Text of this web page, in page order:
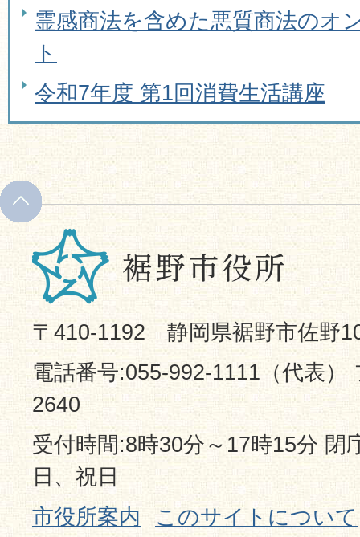
霊感商法を含めた悪質商法のオ
ト
令和7年度 第1回消費生活講座
〒410-1192 静岡県裾野市佐野
電話番号:055-992-1111（代表）
2640
受付時間:8時30分～17時15分 閉
日、祝日
市役所案内
このサイトについて